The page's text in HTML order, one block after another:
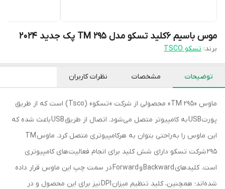
موس باسیم 6کلید تسکو مدل TM 295 پک جدید 2024
برند: تسکو TSCO
توضیحات مشخصات نظرات کاربران
ماوس «TM 295» محصولی از شرکت «تسکو» (Tsco) است که از طریق
پورت USB به کامپیوتر متصل می‌شود. اتصال از طریق USB باعث شده که
این ماوس را به‌راحتی بتوان به هرکامپیوتری متصل کرد. ماوس TM
295 شرکت تسکو دارای شش کلید برای انجام فعالیت‌های کامپیوتری
است. کلیدهای Backward و Forward در سمت چپ این ماوس قرار داده
شده‌اند؛ همچنین، کلید تنظیم میزان DPI نیز برای این محصول و در